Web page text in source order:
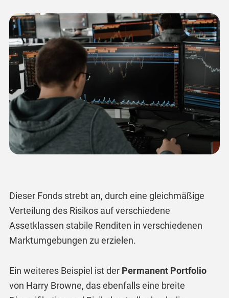
Dieser Fonds strebt an, durch eine gleichmäßige
Verteilung des Risikos auf verschiedene
Assetklassen stabile Renditen in verschiedenen
Marktumgebungen zu erzielen.
Ein weiteres Beispiel ist der Permanent Portfolio
von Harry Browne, das ebenfalls eine breite